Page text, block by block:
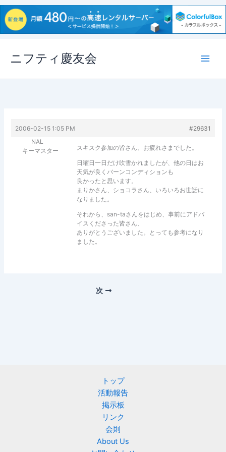
ス
ニフティ慶友会
2006-02-15 1:05 PM
#29631
NAL
キーマスター
スキスク参加の皆さん、お疲れさまでした。
日曜日一日だけ吹雪かれましたが、他の日はお
天気が良くバーンコンディションも
良かったと思います。
まりかさん、ショコラさん、いろいろお世話に
なりました。
それから、san-taさんをはじめ、事前にアドバ
イスくださった皆さん、
ありがとうございました。とっても参考になり
ました。
次
トップ
活動報告
掲示板
リンク
会則
About Us